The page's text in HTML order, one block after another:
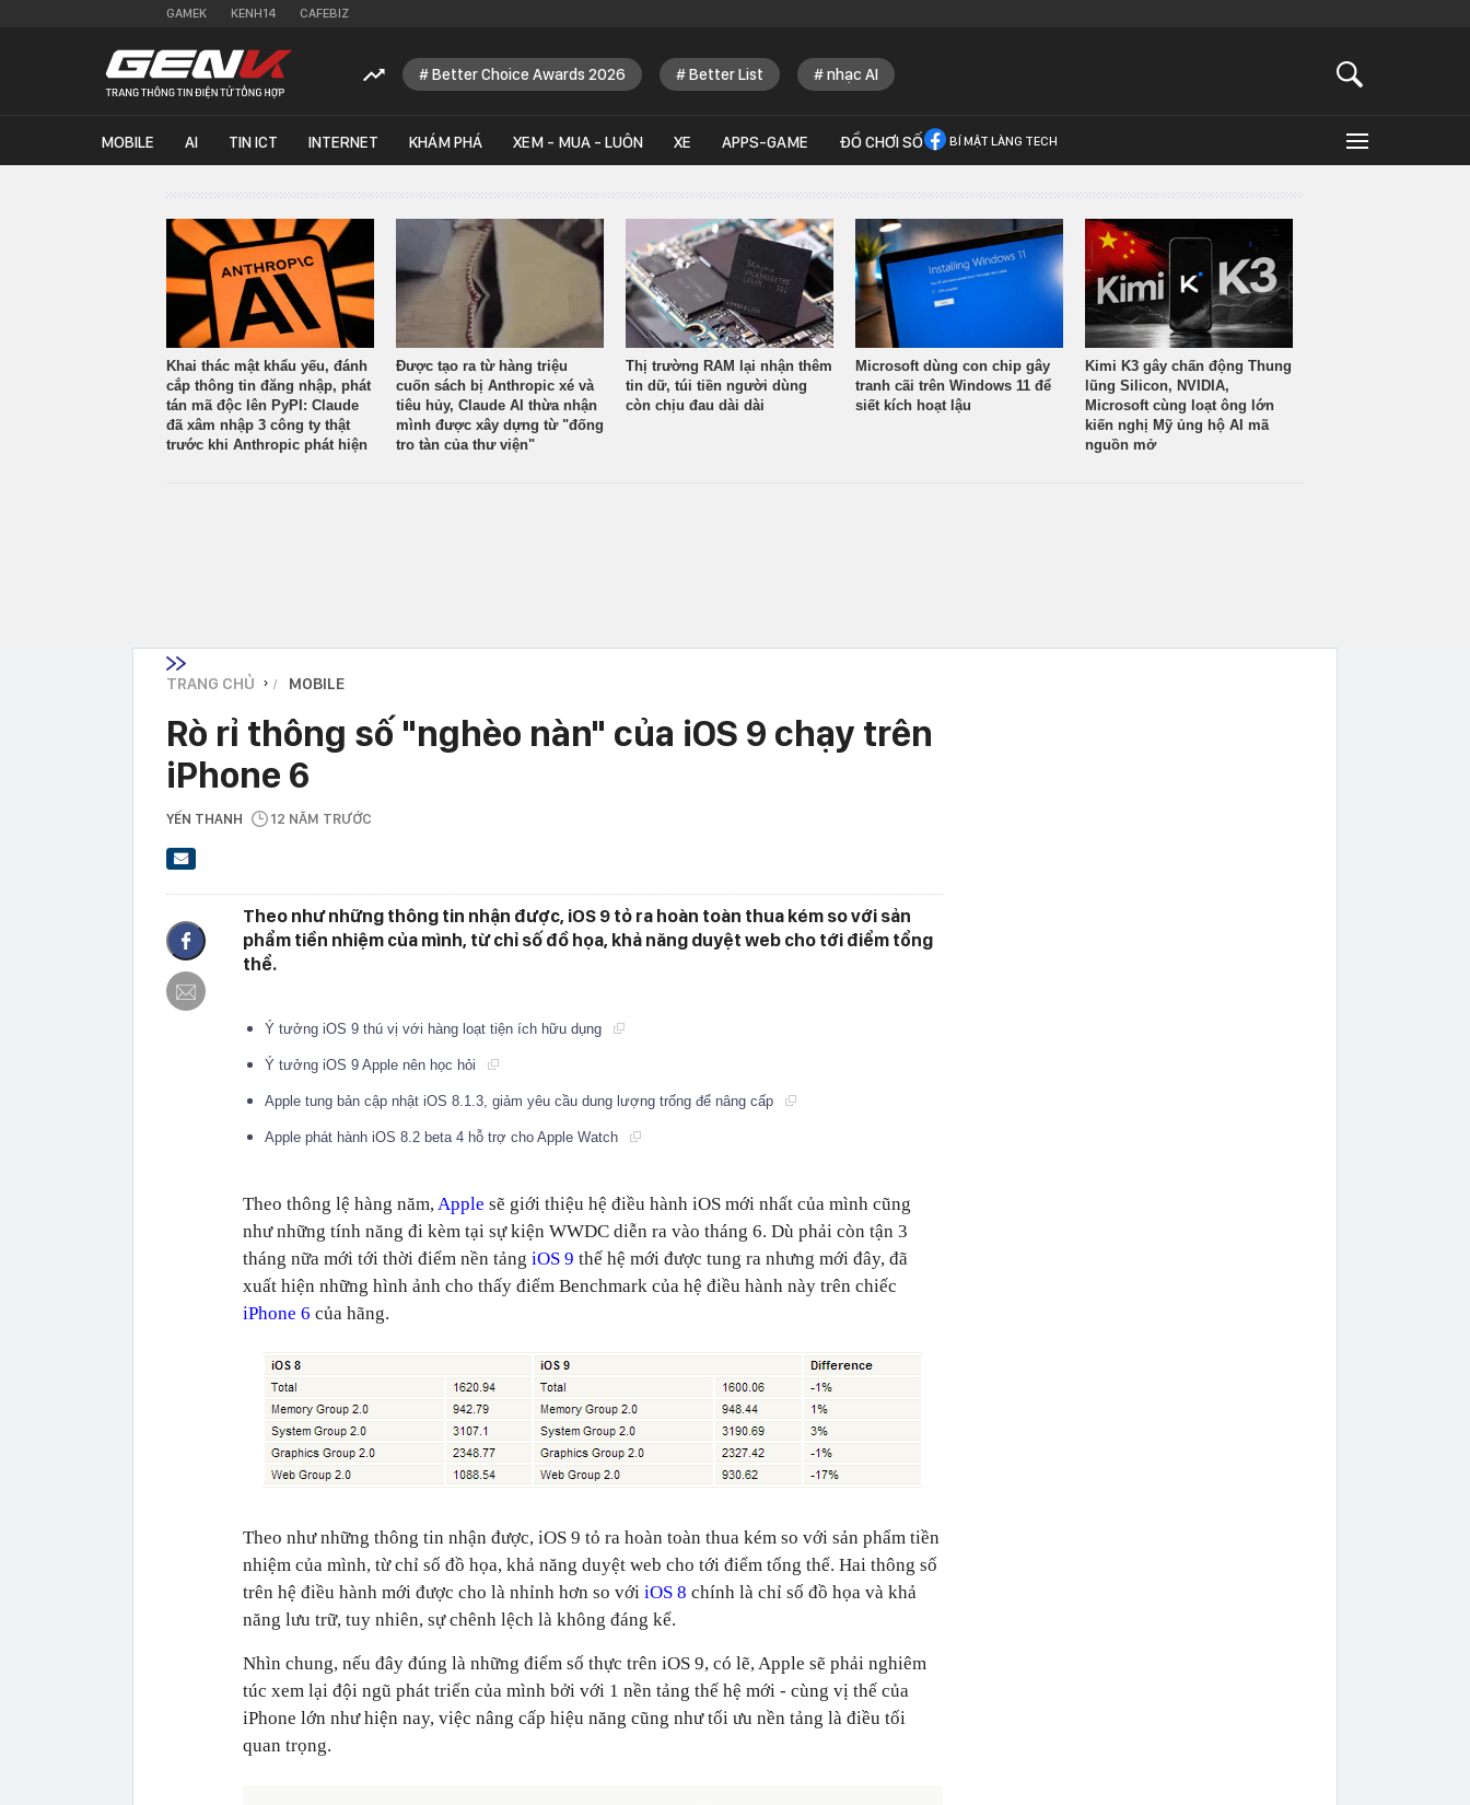
GAMEK KENH14 CAFEBIZ
Better Choice Awards 2026 Better List nhạc AI
MOBILE AI TIN ICT INTERNET KHÁM PHÁ XEM - MUA - LUÔN XE APPS-GAME ĐỒ CHƠI SỐ BÍ MẬT LÀNG TECH
Khai thác mật khẩu yếu, đánh
cắp thông tin đăng nhập, phát
tán mã độc lên PyPI: Claude
đã xâm nhập 3 công ty thật
trước khi Anthropic phát hiện
Được tạo ra từ hàng triệu
cuốn sách bị Anthropic xé và
tiêu hủy, Claude AI thừa nhận
mình được xây dựng từ "đống
tro tàn của thư viện"
Thị trường RAM lại nhận thêm
tin dữ, túi tiền người dùng
còn chịu đau dài dài
Microsoft dùng con chip gây
tranh cãi trên Windows 11 để
siết kích hoạt lậu
Kimi K3 gây chấn động Thung
lũng Silicon, NVIDIA,
Microsoft cùng loạt ông lớn
kiến nghị Mỹ ủng hộ AI mã
nguồn mở
TRANG CHỦ › MOBILE
Rò rỉ thông số "nghèo nàn" của iOS 9 chạy trên
iPhone 6
YẾN THANH 12 NĂM TRƯỚC
Theo như những thông tin nhận được, iOS 9 tỏ ra hoàn toàn thua kém so với sản
phẩm tiền nhiệm của mình, từ chỉ số đồ họa, khả năng duyệt web cho tới điểm tổng
thể.
Ý tưởng iOS 9 thú vị với hàng loạt tiện ích hữu dụng
Ý tưởng iOS 9 Apple nên học hỏi
Apple tung bản cập nhật iOS 8.1.3, giảm yêu cầu dung lượng trống để nâng cấp
Apple phát hành iOS 8.2 beta 4 hỗ trợ cho Apple Watch
Theo thông lệ hàng năm,Apple sẽ giới thiệu hệ điều hành iOS mới nhất của mình cũng
như những tính năng đi kèm tại sự kiện WWDC diễn ra vào tháng 6. Dù phải còn tận 3
tháng nữa mới tới thời điểm nền tảng iOS 9 thế hệ mới được tung ra nhưng mới đây, đã
xuất hiện những hình ảnh cho thấy điểm Benchmark của hệ điều hành này trên chiếc
iPhone 6 của hãng.
Theo như những thông tin nhận được, iOS 9 tỏ ra hoàn toàn thua kém so với sản phẩm tiền
nhiệm của mình, từ chỉ số đồ họa, khả năng duyệt web cho tới điểm tổng thể. Hai thông số
trên hệ điều hành mới được cho là nhỉnh hơn so với iOS 8 chính là chỉ số đồ họa và khả
năng lưu trữ, tuy nhiên, sự chênh lệch là không đáng kể.
Nhìn chung, nếu đây đúng là những điểm số thực trên iOS 9, có lẽ, Apple sẽ phải nghiêm
túc xem lại đội ngũ phát triển của mình bởi với 1 nền tảng thế hệ mới - cùng vị thế của
iPhone lớn như hiện nay, việc nâng cấp hiệu năng cũng như tối ưu nền tảng là điều tối
quan trọng.